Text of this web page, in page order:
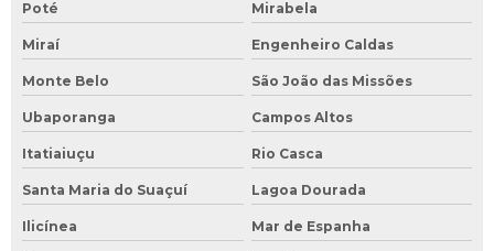
Poté Mirabela
Miraí Engenheiro Caldas
Monte Belo São João das Missões
Ubaporanga Campos Altos
Itatiaiuçu Rio Casca
Santa Maria do Suaçuí Lagoa Dourada
Ilicínea Mar de Espanha